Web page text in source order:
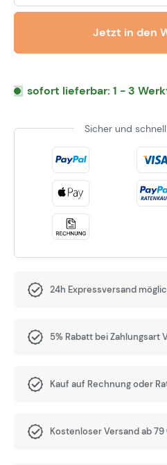
Jetzt in den
sofort lieferbar: 1 - 3
Sicher und
24h Expressversand
5% Rabatt bei Zahlungsart
Kauf auf Rechnung oder
Kostenloser Versand ab